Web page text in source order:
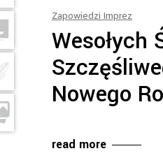
Zapowiedzi Imprez
Wesołych
Nowego
read more